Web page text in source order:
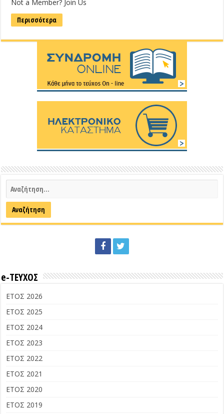
Not a Member? Join Us
Περισσότερα
e-ΤΕΥΧΟΣ
ΕΤΟΣ 2026
ΕΤΟΣ 2025
ΕΤΟΣ 2024
ΕΤΟΣ 2023
ΕΤΟΣ 2022
ΕΤΟΣ 2021
ΕΤΟΣ 2020
ΕΤΟΣ 2019